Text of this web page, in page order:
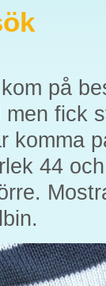
på
fick
komma
44